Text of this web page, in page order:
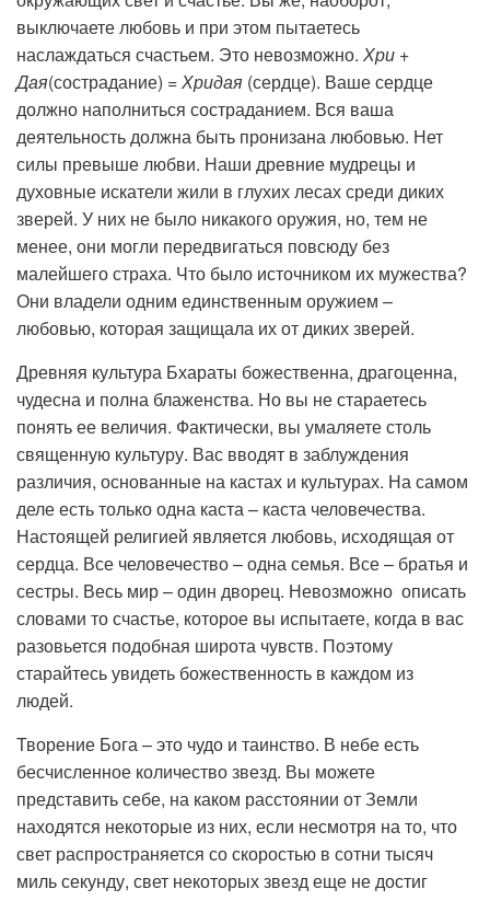
выключаете любовь и при этом пытаетесь
наслаждаться счастьем. Это невозможно. Хри +
Дая(сострадание) = Хридая (сердце). Ваше сердце
должно наполниться состраданием. Вся ваша
деятельность должна быть пронизана любовью. Нет
силы превыше любви. Наши древние мудрецы и
духовные искатели жили в глухих лесах среди диких
зверей. У них не было никакого оружия, но, тем не
менее, они могли передвигаться повсюду без
малейшего страха. Что было источником их мужества?
Они владели одним единственным оружием –
любовью, которая защищала их от диких зверей.
Древняя культура Бхараты божественна, драгоценна,
чудесна и полна блаженства. Но вы не стараетесь
понять ее величия. Фактически, вы умаляете столь
священную культуру. Вас вводят в заблуждения
различия, основанные на кастах и культурах. На самом
деле есть только одна каста – каста человечества.
Настоящей религией является любовь, исходящая от
сердца. Все человечество – одна семья. Все – братья и
сестры. Весь мир – один дворец. Невозможно описать
словами то счастье, которое вы испытаете, когда в вас
разовьется подобная широта чувств. Поэтому
старайтесь увидеть божественность в каждом из
людей.
Творение Бога – это чудо и таинство. В небе есть
бесчисленное количество звезд. Вы можете
представить себе, на каком расстоянии от Земли
находятся некоторые из них, если несмотря на то, что
свет распространяется со скоростью в сотни тысяч
миль секунду, свет некоторых звезд еще не достиг